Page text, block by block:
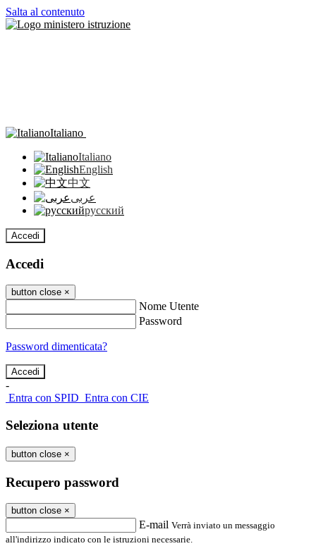
Salta al contenuto
Italiano
Italiano
English
中文
عربى
русский
Accedi
Accedi
button close ×
Nome Utente
Password
Password dimenticata?
-
Entra con SPID Entra con CIE
Seleziona utente
button close ×
Recupero password
button close ×
E-mail Verrà inviato un messaggio
all'indirizzo indicato con le istruzioni necessarie.